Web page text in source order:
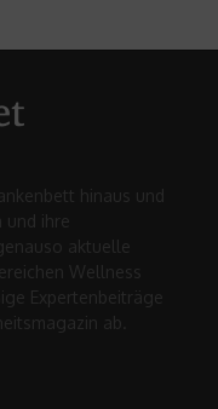
hinaus und
und ihre
aktuelle
Wellness
Expertenbeiträge
ab.